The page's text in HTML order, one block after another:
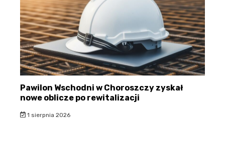
Pawilon Wschodni w Choroszczy zyskał
nowe oblicze po rewitalizacji
1 sierpnia 2026